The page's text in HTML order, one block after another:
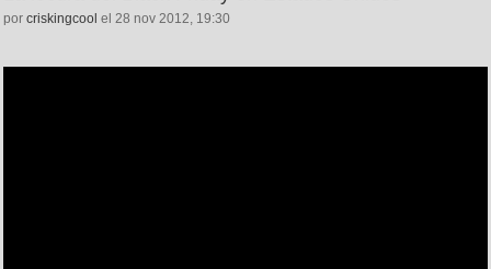
por criskingcool el 28 nov 2012, 19:30